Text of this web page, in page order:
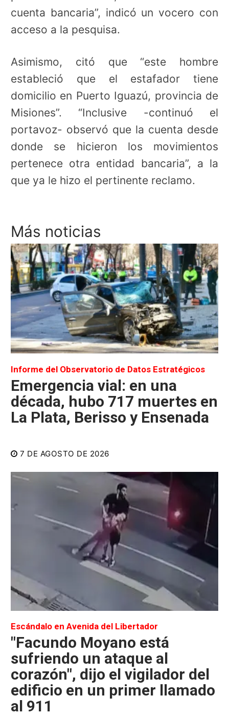
cuenta bancaria”, indicó un vocero con
acceso a la pesquisa.
Asimismo, citó que “este hombre
estableció que el estafador tiene
domicilio en Puerto Iguazú, provincia de
Misiones”. “Inclusive -continuó el
portavoz- observó que la cuenta desde
donde se hicieron los movimientos
pertenece otra entidad bancaria”, a la
que ya le hizo el pertinente reclamo.
Más noticias
Informe del Observatorio de Datos Estratégicos
Emergencia vial: en una
década, hubo 717 muertes en
La Plata, Berisso y Ensenada
7 DE AGOSTO DE 2026
Escándalo en Avenida del Libertador
"Facundo Moyano está
sufriendo un ataque al
corazón", dijo el vigilador del
edificio en un primer llamado
al 911